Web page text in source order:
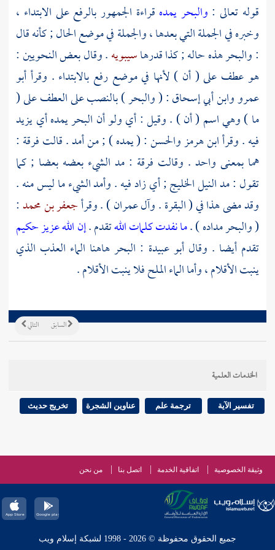
قوله تعالى : والبحر يمده قراءة الجمهور بالرفع على الابتداء ،
وخبره في الجملة التي بعدها ، والجملة في موضع الحال ; كأنه قال
: والبحر هذه حاله ; كذا قدرهاسيبويه. وقال بعض النحويين :
هو عطف على ( أن ) لأنها في موضع رفع بالابتداء . وقرأأبو
عمرووابن أبي إسحاق: ( والبحر ) بالنصب على العطف على (
ما ) وهي اسم ( أن ) . وقيل : أي ولو أن البحر يمده أي يزيد
فيه . وقرأابن هرمزوالحسن: ( يمده ) ; من أمد . قالت فرقة :
هما بمعنى واحد . وقالت فرقة : مد الشيء بعضه بعضا ; كما
تقول : مدالنيلالخليج; أي زاد فيه . وأمد الشيء ما ليس منه .
وقد مضى هذا في ( البقرة . وآل عمران ) . وقرأجعفر بن محمد:
( والبحر مداده ) .ما نفدت كلمات اللهتقدم .إن الله عزيز حكيم
تقدم أيضا . وقالأبو عبيدة : البحر هاهنا الماء العذب الذي
ينبت الأقلام ، وأما الماء الملح فلا ينبت الأقلام .
التالي السابق
الخدمات العلمية
تفسير الآية ترجمة علم عناوين الشجرة تخريج حديث
وثيقة الخصوصية اتفاقية الخدمة اتصل بنا من نحن
جميع الحقوق محفوظة © 2026 - 1998 لشبكة إسلام ويب